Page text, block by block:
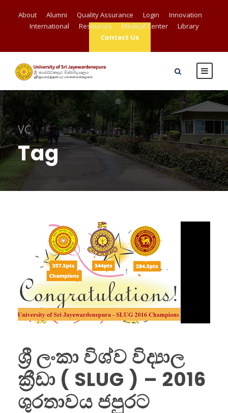
About Alumni Quality Assurance Login
Innovation
International
Resources Medical Center
Library
Contact Us
VC
Tag
ශ්‍රී ලංකා විශ්ව විද්‍යාල
ක්‍රීඩා ( SLUG ) – 2016
ශුරතාවය ජපුරට